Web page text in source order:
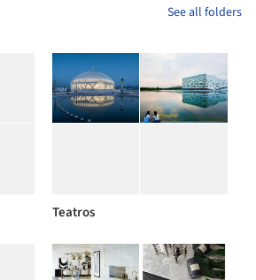
See all folders
Teatros